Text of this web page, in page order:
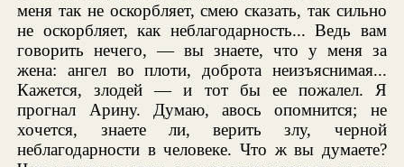
меня так не оскорбляет, смею сказать, так сильно
не оскорбляет, как неблагодарность... Ведь вам
говорить нечего, — вы знаете, что у меня за
жена: ангел во плоти, доброта неизъяснимая...
Кажется, злодей — и тот бы ее пожалел. Я
прогнал Арину. Думаю, авось опомнится; не
хочется, знаете ли, верить злу, черной
неблагодарности в человеке. Что ж вы думаете?